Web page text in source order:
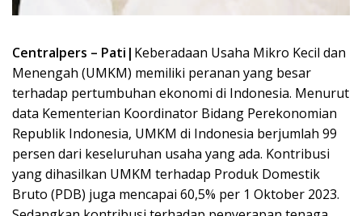
Centralpers – Pati| Keberadaan Usaha Mikro Kecil dan
Menengah (UMKM) memiliki peranan yang besar
terhadap pertumbuhan ekonomi di Indonesia. Menurut
data Kementerian Koordinator Bidang Perekonomian
Republik Indonesia, UMKM di Indonesia berjumlah 99
persen dari keseluruhan usaha yang ada. Kontribusi
yang dihasilkan UMKM terhadap Produk Domestik
Bruto (PDB) juga mencapai 60,5% per 1 Oktober 2023.